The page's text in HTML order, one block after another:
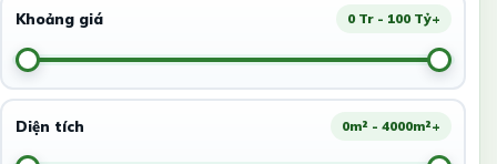
Khoảng giá 0 Tr - 100 Tỷ+
Diện tích 0m² - 4000m²+